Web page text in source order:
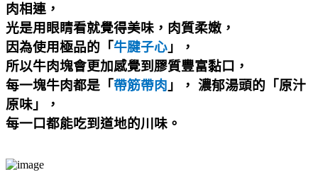
肉相連，
光是用眼睛看就覺得美味，肉質柔嫩，
因為使用極品的「 牛腱子心 」，
所以牛肉塊會更加感覺到膠質豐富黏口，
每一塊牛肉都是「 帶筋帶肉 」， 濃郁湯頭的「原汁
原味」，
每一口都能吃到道地的川味。